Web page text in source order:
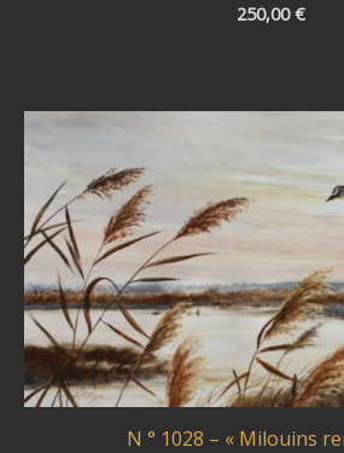
250,00€
N ° 1028 – « Milouins